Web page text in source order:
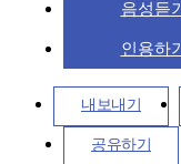
음성듣기
인용하기
내보내기
공유하기